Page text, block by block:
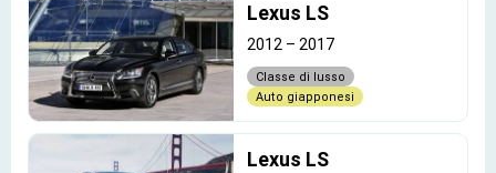
Lexus LS
2012 – 2017
Classe di lusso
Auto giapponesi
Lexus LS